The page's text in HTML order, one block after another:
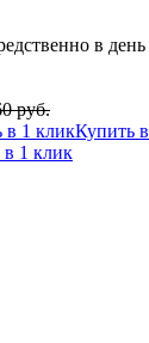
в
руб.
Купить
1 клик